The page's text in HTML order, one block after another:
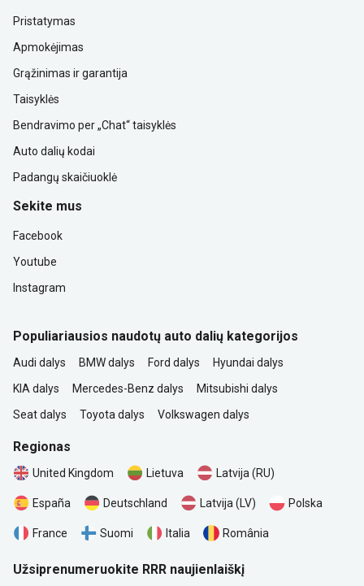
Pristatymas
Apmokėjimas
Grąžinimas ir garantija
Taisyklės
Bendravimo per „Chat“ taisyklės
Auto dalių kodai
Padangų skaičiuoklė
Sekite mus
Facebook
Youtube
Instagram
Populiariausios naudotų auto dalių kategorijos
Audi dalys BMW dalys Ford dalys
Hyundai dalys
KIA dalys
Mercedes-Benz dalys
Mitsubishi dalys
Seat dalys
Toyota dalys Volkswagen dalys
Regionas
United Kingdom Lietuva Latvija (RU)
España Deutschland Latvija (LV) Polska
France Suomi Italia România
Užsiprenumeruokite RRR naujienlaiškį